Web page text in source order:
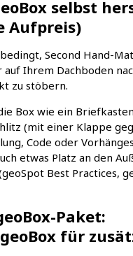
selbst
Aufpreis)
Second Hand-
Ihrem Dachboden
zu stöbern.
Box wie ein
(mit einer Klappe
Code oder
etwas Platz an den
Best Practices,
Paket:
für